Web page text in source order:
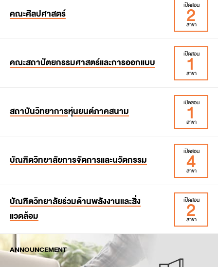
สาขาวิชาเทคโนโลยีชีวเคมี (หลักสูตรนานาชาติ)
สมัครเข้าเรียน
สาขาวิชาเทคโนโลยีพลังงาน
สาขาวิชาเทคโนโลยีการจัดการพลังงาน
สาขาวิชาเทคโนโลยีอุณหภาพ
สมัครเข้าเรียน
คณะศิลปศาสตร์
เปิดสอน
2
สาขา
สาขาวิชาภาษาอังกฤษศึกษาเชิงประยุกต์ (หลักสูตร
นานาชาติ)
สมัครเข้าเรียน
คณะสถาปัตยกรรมศาสตร์และการออกแบบ
เปิดสอน
1
สาขา
สาขาวิชาการออกแบบและวางแผน (หลักสูตรนานาชาติ)
ค่าใช้จ่ายตลอดหลักสูตร
สถาบันวิทยาการหุ่นยนต์ภาคสนาม
เปิดสอน
1
สาขา
สาขาวิชาวิทยาการหุ่นยนต์และระบบอัตโนมัติ
ค่าใช้จ่ายตลอดหลักสูตร
บัณฑิตวิทยาลัยการจัดการและนวัตกรรม
เปิดสอน
4
สาขา
สาขาวิชาการจัดการนวัตกรรมเชิงบูรณาการ
สาขาวิชาการจัดการโลจิสติกส์และซัพพลายเชน
สาขาวิชาการจัดการ
สาขาวิชาการจัดการสำหรับการเป็นผู้ประกอบการเชิง
นวัตกรรม
บัณฑิตวิทยาลัยร่วมด้านพลังงานและสิ่ง
แวดล้อม
เปิดสอน
2
สาขา
สาขาวิชาเทคโนโลยีและการจัดการพลังงาน (หลักสูตร
นานาชาติ)
ANNOUNCEMENT